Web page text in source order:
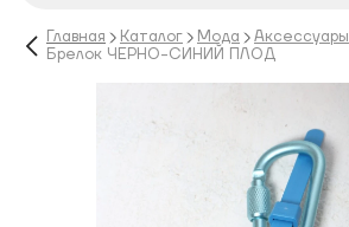
Главная Каталог Мода
Аксессуары
Брелок ЧЕРНО-СИНИЙ ПЛОД